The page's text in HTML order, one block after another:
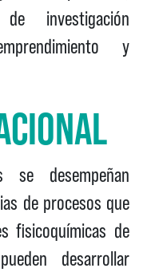
investigación
y
desempeñan
de procesos que
fisicoquímicas de
desarrollar